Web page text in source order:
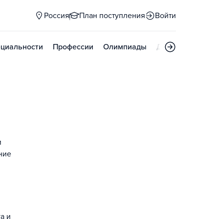
Россия План поступления Войти
Профессии Олимпиады Дни открытых
и